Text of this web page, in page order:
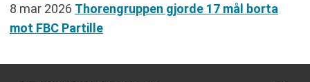
8 mar 2026 Thorengruppen gjorde 17 mål borta
mot FBC Partille